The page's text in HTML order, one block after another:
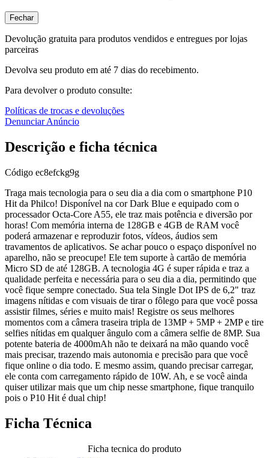
Fechar
Devolução gratuita para produtos vendidos e entregues por lojas
parceiras
Devolva seu produto em até 7 dias do recebimento.
Para devolver o produto consulte:
Políticas de trocas e devoluções
Denunciar Anúncio
Descrição e ficha técnica
Código ec8efckg9g
Traga mais tecnologia para o seu dia a dia com o smartphone P10
Hit da Philco! Disponível na cor Dark Blue e equipado com o
processador Octa-Core A55, ele traz mais potência e diversão por
horas! Com memória interna de 128GB e 4GB de RAM você
poderá armazenar e reproduzir fotos, vídeos, áudios sem
travamentos de aplicativos. Se achar pouco o espaço disponível no
aparelho, não se preocupe! Ele tem suporte à cartão de memória
Micro SD de até 128GB. A tecnologia 4G é super rápida e traz a
qualidade perfeita e necessária para o seu dia a dia, permitindo que
você fique sempre conectado. Sua tela Single Dot IPS de 6,2" traz
imagens nítidas e com visuais de tirar o fôlego para que você possa
assistir filmes, séries e muito mais! Registre os seus melhores
momentos com a câmera traseira tripla de 13MP + 5MP + 2MP e tire
selfies nítidas em qualquer ângulo com a câmera selfie de 8MP. Sua
potente bateria de 4000mAh não te deixará na mão quando você
mais precisar, trazendo mais autonomia e precisão para que você
fique online o dia todo. E mesmo assim, quando precisar carregar,
ele conta com carregamento rápido de 10W. Ah, e se você ainda
quiser utilizar mais que um chip nesse smartphone, fique tranquilo
pois o P10 Hit é dual chip!
Ficha Técnica
Ficha tecnica do produto